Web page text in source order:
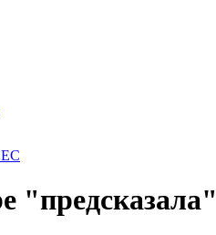
ЕС